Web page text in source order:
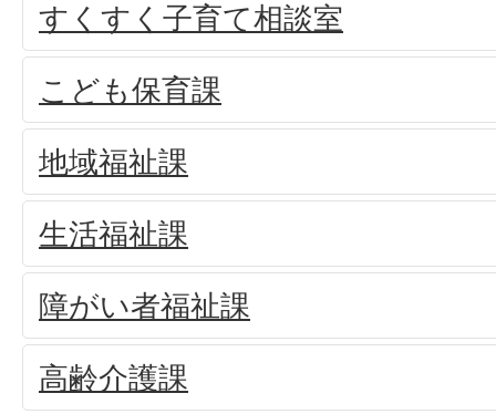
すくすく子育て相談室
こども保育課
地域福祉課
生活福祉課
障がい者福祉課
高齢介護課